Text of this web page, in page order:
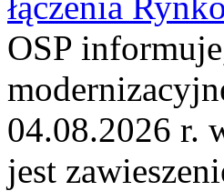
OSP
04.08.2026 r.
jest